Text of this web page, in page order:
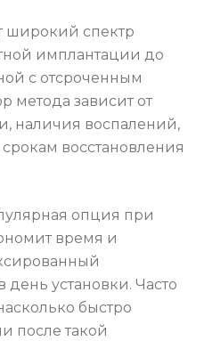
широкий спектр
имплантации до
с отсроченным
метода зависит от
наличия воспалений,
восстановления
опция при
время и
установки. Часто
быстро
после такой